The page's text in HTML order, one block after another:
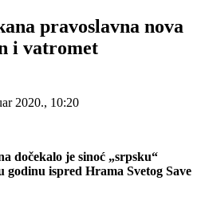
pravoslavna nova
i vatromet
2020., 10:20
dočekalo je sinoć „srpsku“
godinu ispred Hrama Svetog Save